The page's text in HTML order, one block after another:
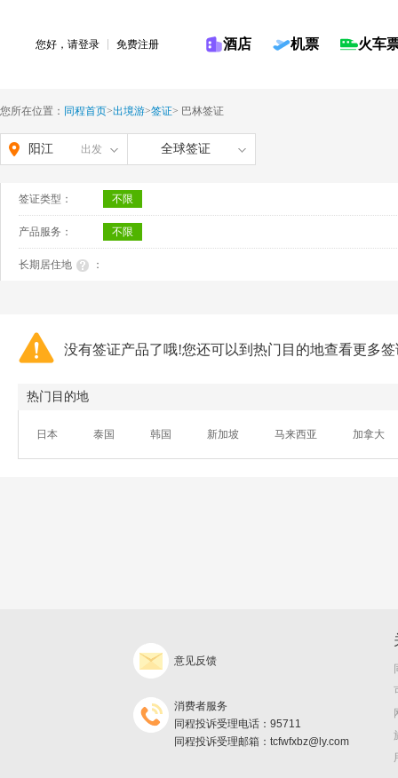
您好，请登录 免费注册 酒店 机票 火车
您所在位置： 同程首页>出境游>签证> 巴林签证
阳江 出发 全球签证
签证类型： 不限
产品服务： 不限
长期居住地 ：
没有签证产品了哦!您还可以到热门目的地查看更多
热门目的地
日本 泰国 韩国 新加坡 马来西亚 加拿大
意见反馈
消费者服务
同程投诉受理电话：95711
同程投诉受理邮箱：tcfwfxbz@ly.com